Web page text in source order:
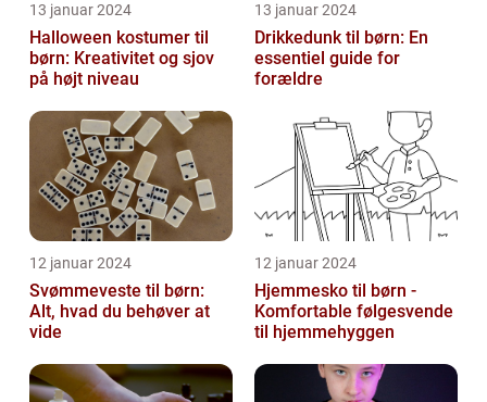
13 januar 2024
Halloween kostumer til
børn: Kreativitet og sjov
på højt niveau
13 januar 2024
Drikkedunk til børn: En
essentiel guide for
forældre
12 januar 2024
Svømmeveste til børn:
Alt, hvad du behøver at
vide
12 januar 2024
Hjemmesko til børn -
Komfortable følgesvende
til hjemmehyggen